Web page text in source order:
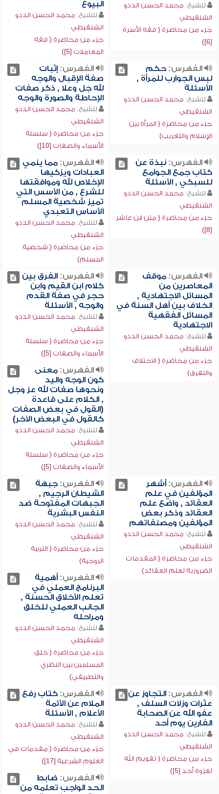
للشيخ: محمد الحسن الددو
الشنقيطي
جزء من محاضرة ( فقه الأسرة
[6])
البيوع
للشيخ: محمد الحسن الددو
الشنقيطي
جزء من محاضرة ( فقه
المعاملات [5])
الفهرس:حكم
لبس الجوارب للمرأة ,
الأسئلة
للشيخ: محمد الحسن الددو
الشنقيطي
جزء من محاضرة ( المرأة بين
الإسلام والتغريب)
الفهرس:إثبات
صفة الإقبال والوجه
لله جل وعلا , ذكر صفات
الإحاطة والصورة والوجه
للشيخ: محمد الحسن الددو
الشنقيطي
جزء من محاضرة ( سلسلة
الأسماء والصفات [10])
الفهرس:نبذة عن
كتاب جمع الجوامع
للسبكي , الأسئلة
للشيخ: محمد الحسن الددو
الشنقيطي
جزء من محاضرة ( متن ابن عاشر
[8])
الفهرس:مما ينمي
العبادات ويزكيها
الإخلاص لله وموافقتها
للشرع , من الأسس التي
تميز شخصية المسلم
الأساس التعبدي
للشيخ: محمد الحسن الددو
الشنقيطي
جزء من محاضرة ( شخصية
المسلم)
الفهرس:موقف
المعاصرين من
المسائل الاجتهادية ,
الخلاف بين أهل السنة في
المسائل الفقهية
الاجتهادية
للشيخ: محمد الحسن الددو
الشنقيطي
جزء من محاضرة ( الاختلاف
والتفرق)
الفهرس:الفرق بين
كلام ابن القيم وابن
حجر في صفة القدم
والوجه , الأسئلة
للشيخ: محمد الحسن الددو
الشنقيطي
جزء من محاضرة ( سلسلة
الأسماء والصفات [5])
الفهرس:معنى
كون الوجه واليد
ونحوها صفات لله عز وجل
, الكلام على قاعدة
(القول في بعض الصفات
كالقول في البعض الآخر)
للشيخ: محمد الحسن الددو
الشنقيطي
جزء من محاضرة ( سلسلة
الأسماء والصفات [5])
الفهرس:أشهر
المؤلفين في علم
العقائد , واضع علم
العقائد وذكر بعض
المؤلفين ومصنفاتهم
للشيخ: محمد الحسن الددو
الشنقيطي
جزء من محاضرة ( المقدمات
الضرورية لعلم العقائد)
الفهرس:جبهة
الشيطان الرجيم ,
الجبهات المفتوحة ضد
النفس البشرية
للشيخ: محمد الحسن الددو
الشنقيطي
جزء من محاضرة ( التربية
الروحية)
الفهرس:أهمية
البرنامج العملي في
تعلم الأخلاق الحسنة ,
الجانب العملي للخلق
ومراحله
للشيخ: محمد الحسن الددو
الشنقيطي
جزء من محاضرة ( خلق
المسلمين بين النظري
والتطبيقي)
الفهرس:التجاوز عن
عثرات وزلات السلف ,
عفو الله عن الصحابة
الفارين يوم أحد
للشيخ: محمد الحسن الددو
الشنقيطي
جزء من محاضرة ( تقويم الله
لغزوة أحد [5])
الفهرس:كتاب رفع
الملام عن الأئمة
الأعلام , الأسئلة
للشيخ: محمد الحسن الددو
الشنقيطي
جزء من محاضرة ( مقدمات في
العلوم الشرعية [17])
الفهرس: ضابط
الحد الواجب تعلمه من